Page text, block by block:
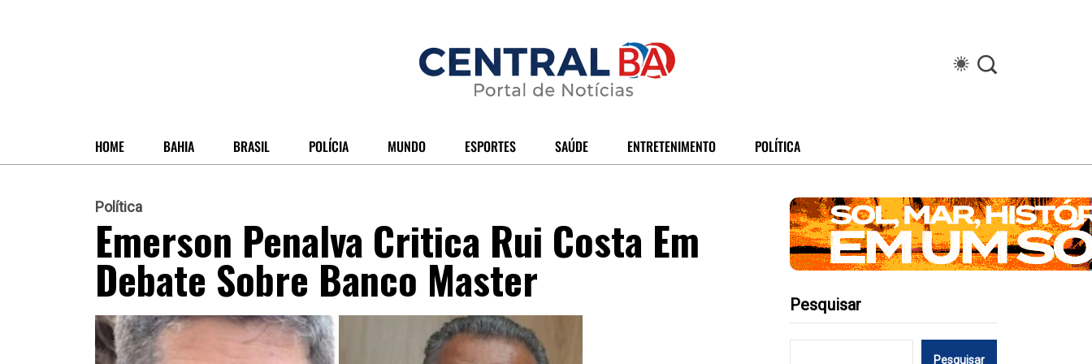
HOME BAHIA BRASIL POLÍCIA MUNDO ESPORTES SAÚDE ENTRETENIMENTO POLÍTICA
Política
Emerson Penalva Critica Rui Costa Em
Debate Sobre Banco Master Pesquisar
Pesquisar